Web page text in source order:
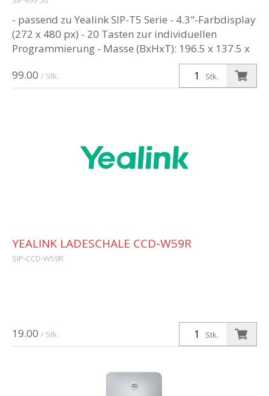
99.00 / Stk. Stk.
- passend zu Yealink SIP-T5 Serie - 4.3"-Farbdisplay
(272 x 480 px) - 20 Tasten zur individuellen
Programmierung - Masse (BxHxT): 196.5 x 137.5 x
19.00 / Stk. Stk.
YEALINK LADESCHALE CCD-W59R
SIP-CCD-W59R